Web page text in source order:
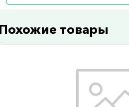
товары